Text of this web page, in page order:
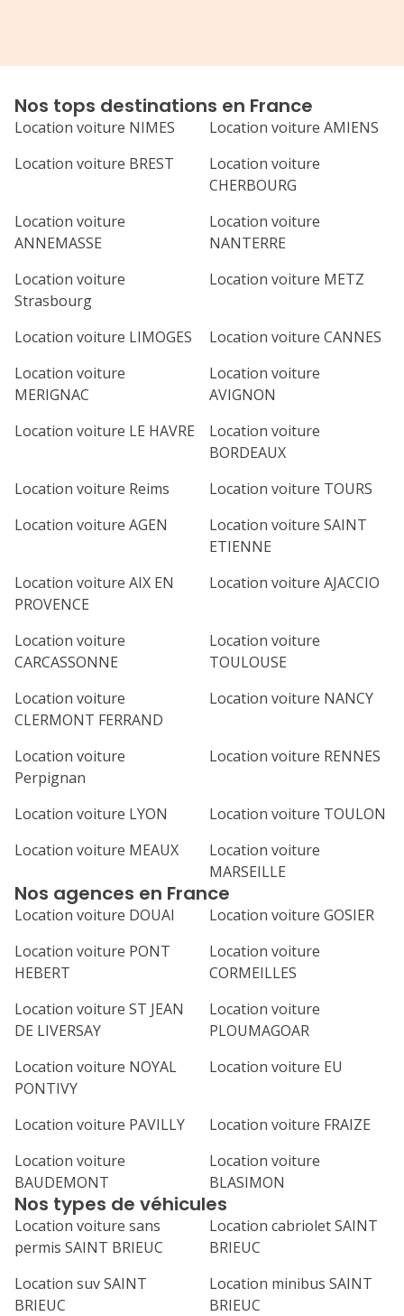
agence
Nos tops destinations en France
Location voiture NIMES
Location voiture AMIENS
Location voiture BREST
Location voiture
CHERBOURG
Location voiture
ANNEMASSE
Location voiture
NANTERRE
Location voiture
Strasbourg
Location voiture METZ
Location voiture LIMOGES
Location voiture CANNES
Location voiture
MERIGNAC
Location voiture
AVIGNON
Location voiture LE HAVRE
Location voiture
BORDEAUX
Location voiture Reims
Location voiture TOURS
Location voiture AGEN
Location voiture SAINT
ETIENNE
Location voiture AIX EN
PROVENCE
Location voiture AJACCIO
Location voiture
CARCASSONNE
Location voiture
TOULOUSE
Location voiture
CLERMONT FERRAND
Location voiture NANCY
Location voiture
Perpignan
Location voiture RENNES
Location voiture LYON
Location voiture TOULON
Location voiture MEAUX
Location voiture
MARSEILLE
Nos agences en France
Location voiture DOUAI
Location voiture GOSIER
Location voiture PONT
HEBERT
Location voiture
CORMEILLES
Location voiture ST JEAN
DE LIVERSAY
Location voiture
PLOUMAGOAR
Location voiture NOYAL
PONTIVY
Location voiture EU
Location voiture PAVILLY
Location voiture FRAIZE
Location voiture
BAUDEMONT
Location voiture
BLASIMON
Nos types de véhicules
Location voiture sans
permis SAINT BRIEUC
Location cabriolet SAINT
BRIEUC
Location suv SAINT
BRIEUC
Location minibus SAINT
BRIEUC